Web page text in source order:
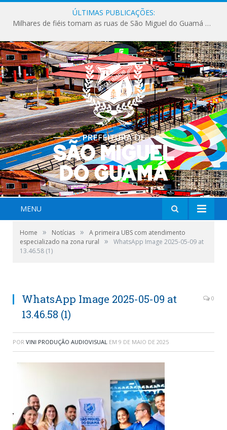
ÚLTIMAS PUBLICAÇÕES:
Milhares de fiéis tomam as ruas de São Miguel do Guamá em uma grande celebração de fé na Marcha para Jesus 2026.
MENU
Home » Notícias »
A primeira UBS com atendimento
especializado na zona rural
»
WhatsApp Image 2025-05-09 at
13.46.58 (1)
WhatsApp Image 2025-05-09 at
13.46.58 (1)
0
POR VINI PRODUÇÃO AUDIOVISUAL EM 9 DE MAIO DE 2025